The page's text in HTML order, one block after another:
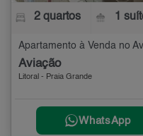
2 quartos 1
Apartamento à Venda no
Aviação
Litoral - Praia Grande
WhatsApp